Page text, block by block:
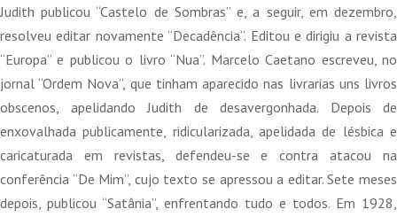
Judith publicou “Castelo de Sombras” e, a seguir, em dezembro,
resolveu editar novamente “Decadência”. Editou e dirigiu a revista
“Europa” e publicou o livro “Nua”. Marcelo Caetano escreveu, no
jornal “Ordem Nova”, que tinham aparecido nas livrarias uns livros
obscenos, apelidando Judith de desavergonhada. Depois de
enxovalhada publicamente, ridicularizada, apelidada de lésbica e
caricaturada em revistas, defendeu-se e contra atacou na
conferência “De Mim”, cujo texto se apressou a editar. Sete meses
depois, publicou “Satânia”, enfrentando tudo e todos. Em 1928,